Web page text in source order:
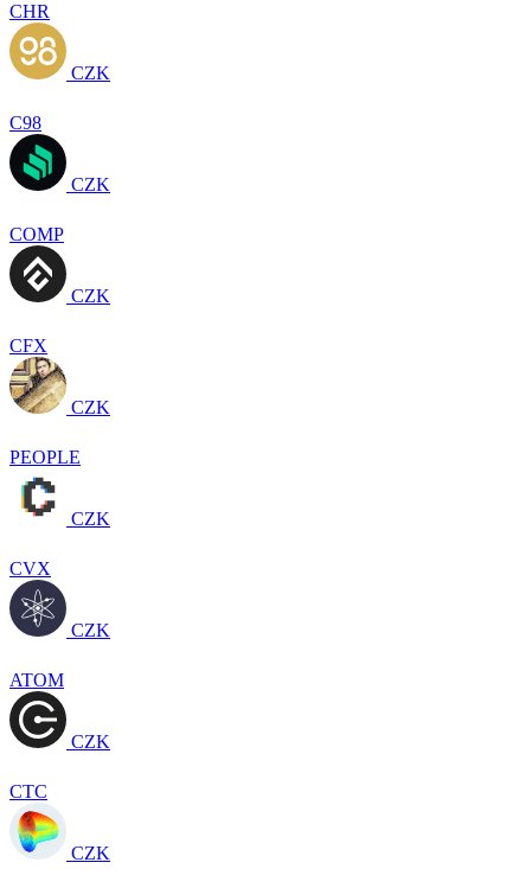
CHR
CZK
C98
CZK
COMP
CZK
CFX
CZK
PEOPLE
CZK
CVX
CZK
ATOM
CZK
CTC
CZK